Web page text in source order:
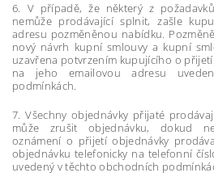
6. V případě, že některý z
nemůže prodávající splnit, zašle
adresu pozměněnou nabídku.
nový návrh kupní smlouvy a kupní
uzavřena potvrzením kupujícího o
na jeho emailovou adresu
podmínkách.
7. Všechny objednávky přijaté
může zrušit objednávku, dokud
oznámení o přijetí objednávky
objednávku telefonicky na telefonní
uvedený v těchto obchodních